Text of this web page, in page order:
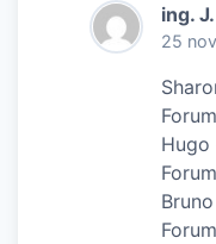
ing.
25
Forum
Hugo
Forum
Forum